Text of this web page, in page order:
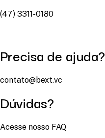
(47) 3311-0180
Precisa de ajuda?
contato@bext.vc
Dúvidas?
Acesse nosso FAQ